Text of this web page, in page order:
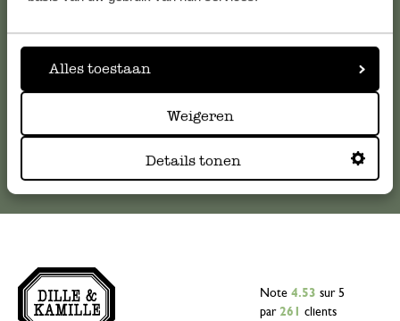
Alles toestaan
Weigeren
Details tonen
serviceclientele@dille-kamille.com
Note 4.53 sur 5
par 261 clients